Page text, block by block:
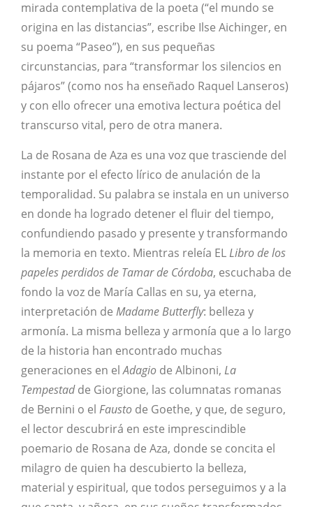
mirada contemplativa de la poeta (“el mundo se
origina en las distancias”, escribe Ilse Aichinger, en
su poema “Paseo”), en sus pequeñas
circunstancias, para “transformar los silencios en
pájaros” (como nos ha enseñado Raquel Lanseros)
y con ello ofrecer una emotiva lectura poética del
transcurso vital, pero de otra manera.
La de Rosana de Aza es una voz que trasciende del
instante por el efecto lírico de anulación de la
temporalidad. Su palabra se instala en un universo
en donde ha logrado detener el fluir del tiempo,
confundiendo pasado y presente y transformando
la memoria en texto. Mientras releía ELLibro de los
papeles perdidos de Tamar de Córdoba, escuchaba de
fondo la voz de María Callas en su, ya eterna,
interpretación de Madame Butterfly: belleza y
armonía. La misma belleza y armonía que a lo largo
de la historia han encontrado muchas
generaciones en elAdagio de Albinoni, La
Tempestadde Giorgione, las columnatas romanas
de Bernini o el Fausto de Goethe, y que, de seguro,
el lector descubrirá en este imprescindible
poemario de Rosana de Aza, donde se concita el
milagro de quien ha descubierto la belleza,
material y espiritual, que todos perseguimos y a la